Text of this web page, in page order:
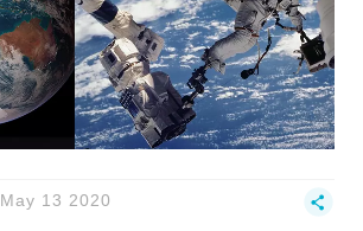
May 13 2020